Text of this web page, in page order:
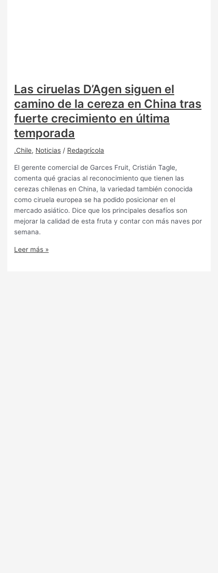
Las ciruelas D’Agen siguen el
camino de la cereza en China tras
fuerte crecimiento en última
temporada
.Chile, Noticias / Redagrícola
El gerente comercial de Garces Fruit, Cristián Tagle,
comenta qué gracias al reconocimiento que tienen las
cerezas chilenas en China, la variedad también conocida
como ciruela europea se ha podido posicionar en el
mercado asiático. Dice que los principales desafíos son
mejorar la calidad de esta fruta y contar con más naves por
semana.
Leer más »